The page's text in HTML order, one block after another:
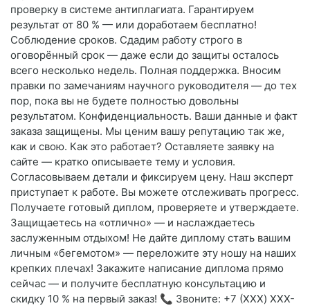
проверку в системе антиплагиата. Гарантируем
результат от 80 % — или доработаем бесплатно!
Соблюдение сроков. Сдадим работу строго в
оговорённый срок — даже если до защиты осталось
всего несколько недель. Полная поддержка. Вносим
правки по замечаниям научного руководителя — до тех
пор, пока вы не будете полностью довольны
результатом. Конфиденциальность. Ваши данные и факт
заказа защищены. Мы ценим вашу репутацию так же,
как и свою. Как это работает? Оставляете заявку на
сайте — кратко описываете тему и условия.
Согласовываем детали и фиксируем цену. Наш эксперт
приступает к работе. Вы можете отслеживать прогресс.
Получаете готовый диплом, проверяете и утверждаете.
Защищаетесь на «отлично» — и наслаждаетесь
заслуженным отдыхом! Не дайте диплому стать вашим
личным «бегемотом» — переложите эту ношу на наших
крепких плечах! Закажите написание диплома прямо
сейчас — и получите бесплатную консультацию и
скидку 10 % на первый заказ! 📞 Звоните: +7 (XXX) XXX-